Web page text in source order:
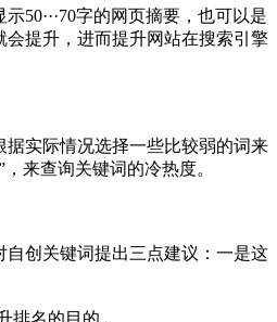
字的网页摘要，也可以是
提升，进而提升网站在搜索引擎
实际情况选择一些比较弱的词来
来查询关键词的冷热度。
创关键词提出三点建议：一是这
名的目的。